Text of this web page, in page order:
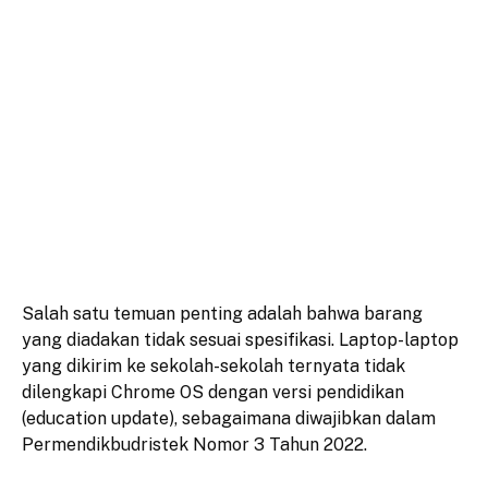
Salah satu temuan penting adalah bahwa barang
yang diadakan tidak sesuai spesifikasi. Laptop-laptop
yang dikirim ke sekolah-sekolah ternyata tidak
dilengkapi Chrome OS dengan versi pendidikan
(education update), sebagaimana diwajibkan dalam
Permendikbudristek Nomor 3 Tahun 2022.